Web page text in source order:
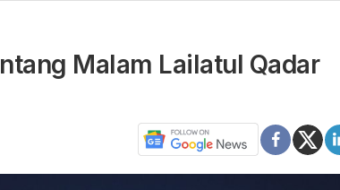
Malam Lailatul Qadar